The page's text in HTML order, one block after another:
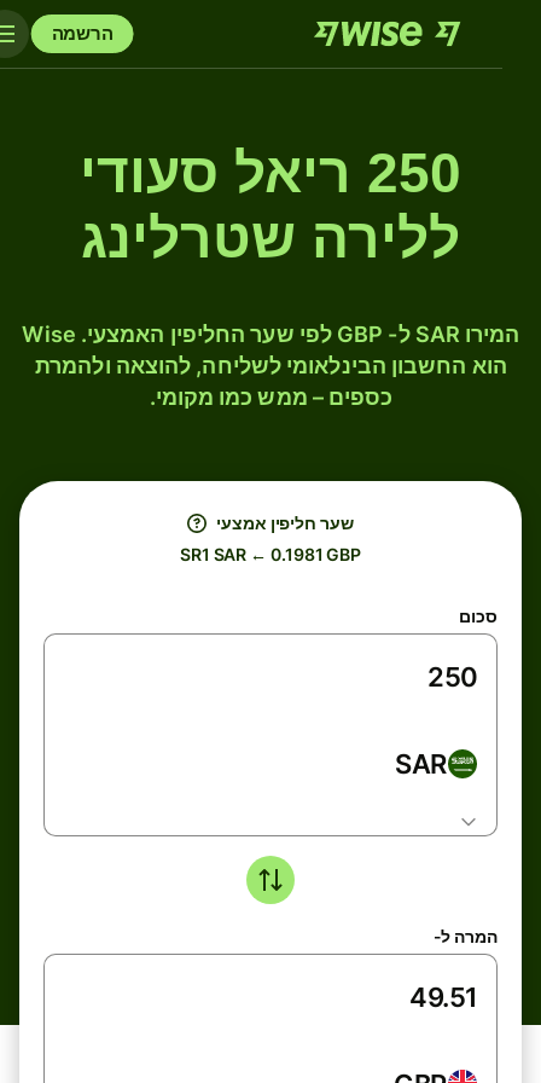
הרשמה
250 ריאל סעודי
ללירה שטרלינג
המירו SAR ל- GBP לפי שער החליפין האמצעי. Wise
הוא החשבון הבינלאומי לשליחה, להוצאה ולהמרת
כספים – ממש כמו מקומי.
שער חליפין אמצעי
SR1 SAR ← 0.1981 GBP
סכום
SAR
המרה ל-